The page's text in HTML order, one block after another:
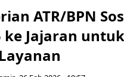
ATR/BPN
ke Jajaran